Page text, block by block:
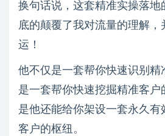
换句话说，这套精准实操落地
底的颠覆了我对流量的理解，
运！
他不仅是一套帮你快速识别精
是一套帮你快速挖掘精准客户
是他还能给你架设一套永久有
客户的枢纽。